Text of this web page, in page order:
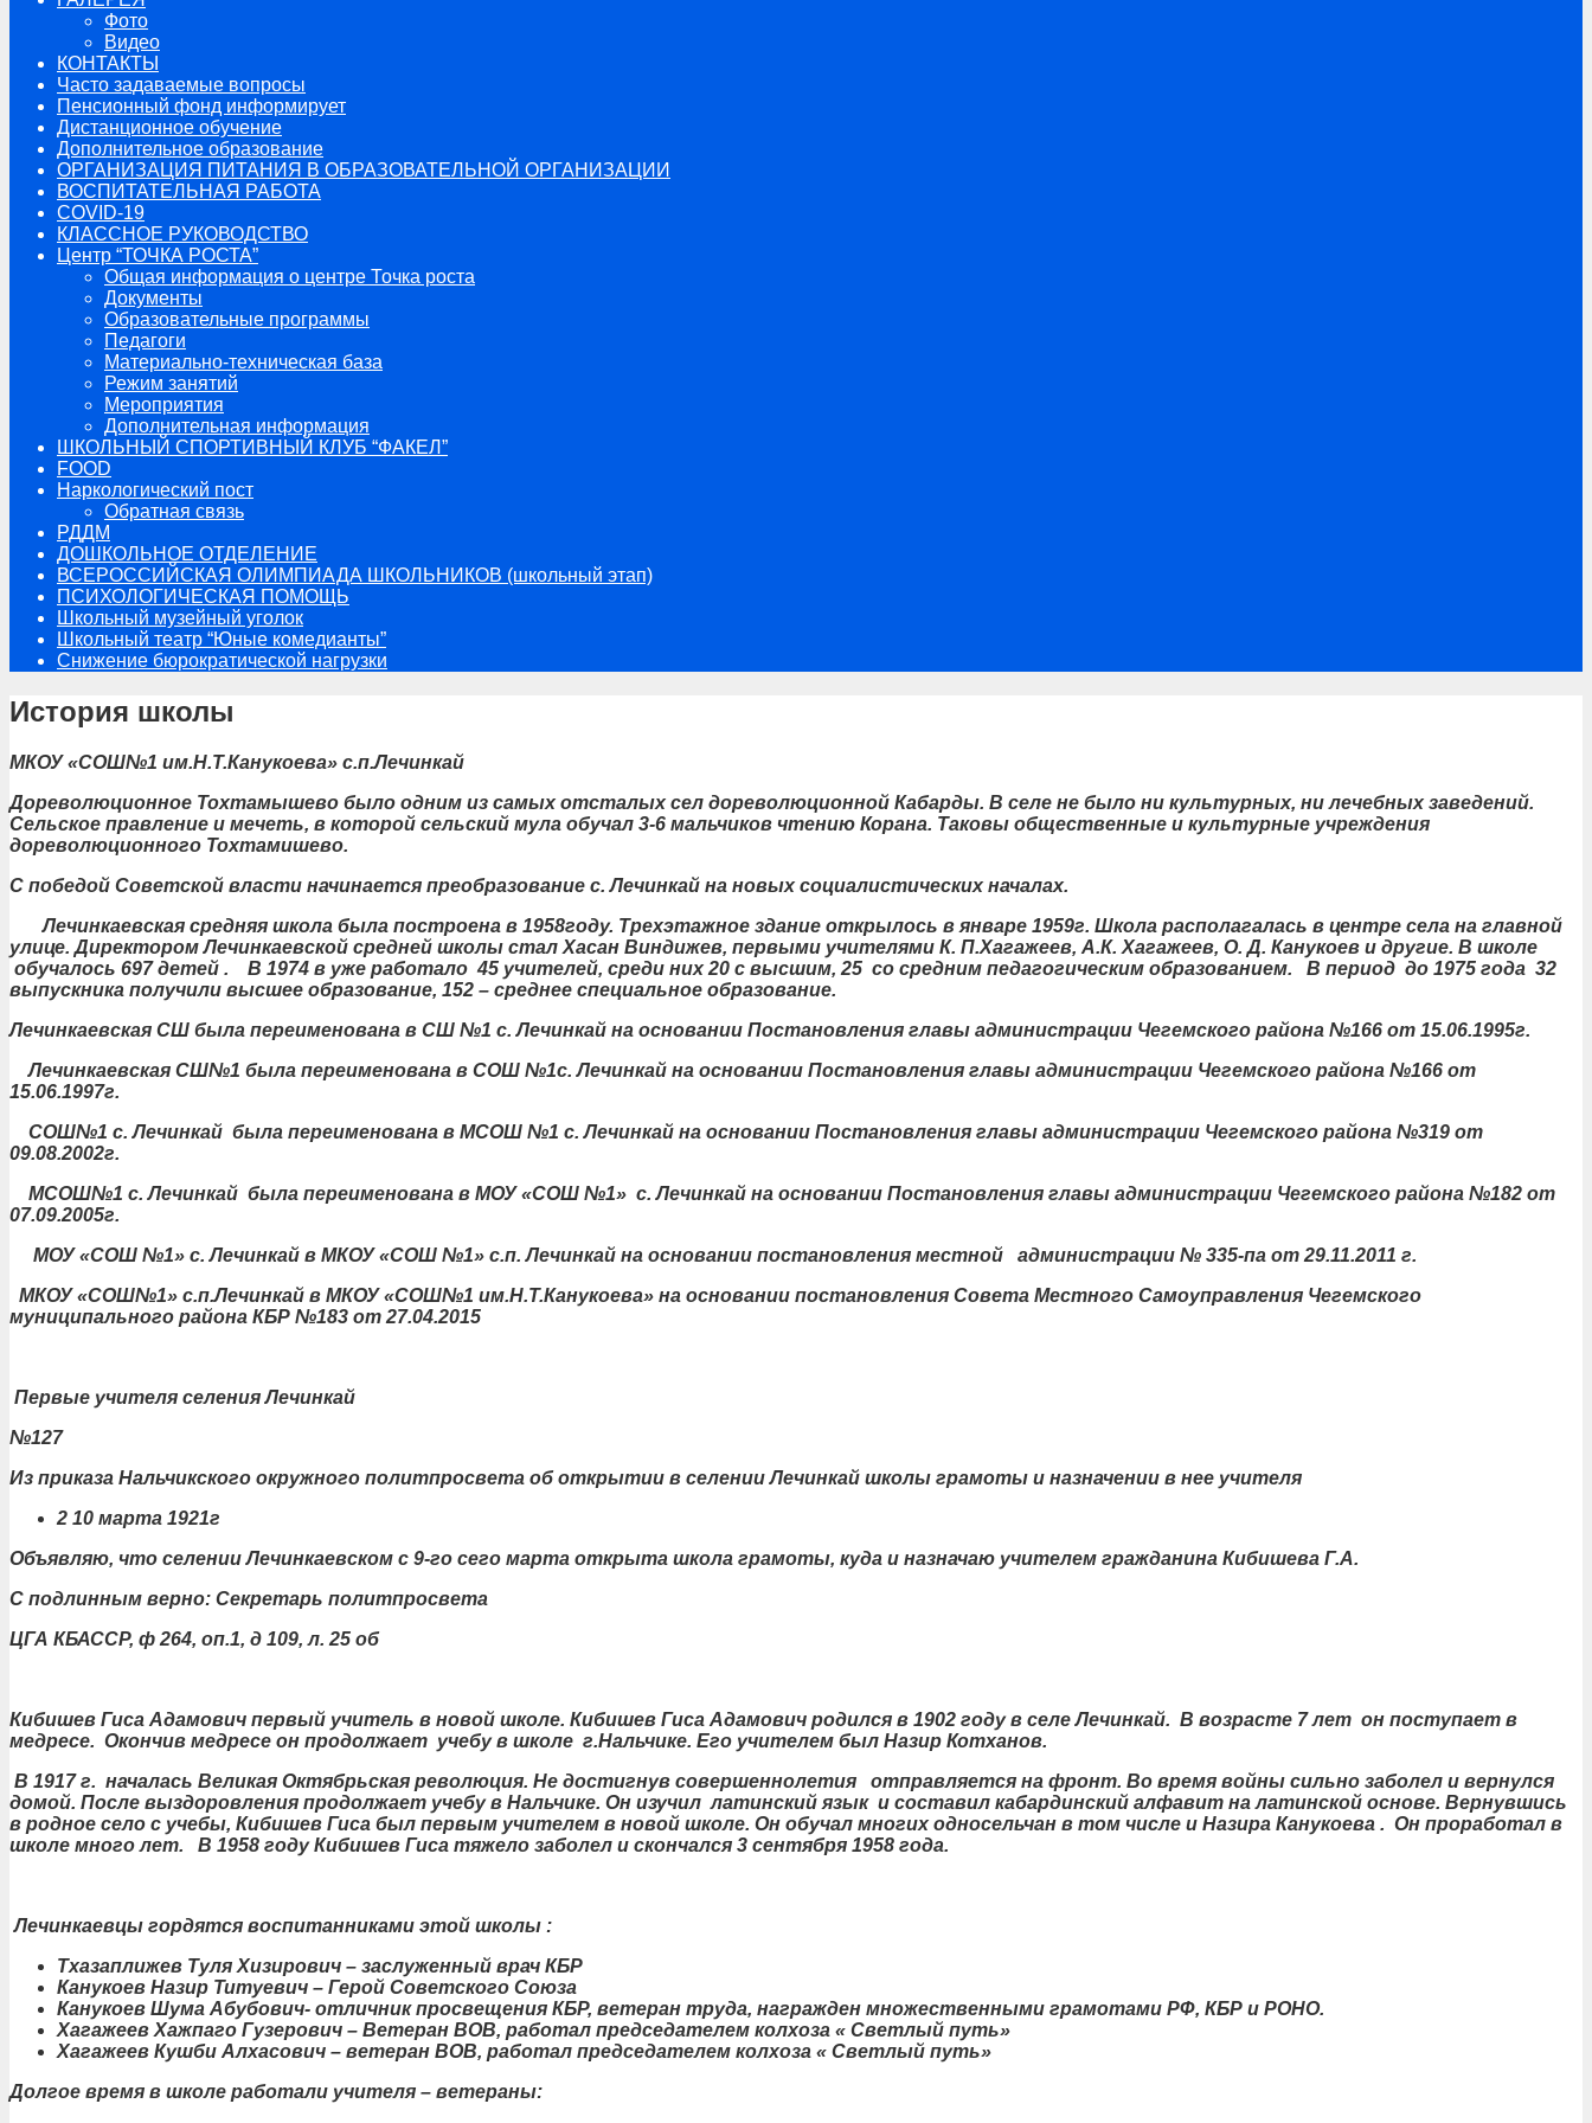
Фото
Видео
КОНТАКТЫ
Часто задаваемые вопросы
Пенсионный фонд информирует
Дистанционное обучение
Дополнительное образование
ОРГАНИЗАЦИЯ ПИТАНИЯ В ОБРАЗОВАТЕЛЬНОЙ ОРГАНИЗАЦИИ
ВОСПИТАТЕЛЬНАЯ РАБОТА
COVID-19
КЛАССНОЕ РУКОВОДСТВО
Центр “ТОЧКА РОСТА”
Общая информация о центре Точка роста
Документы
Образовательные программы
Педагоги
Материально-техническая база
Режим занятий
Мероприятия
Дополнительная информация
ШКОЛЬНЫЙ СПОРТИВНЫЙ КЛУБ “ФАКЕЛ”
FOOD
Наркологический пост
Обратная связь
РДДМ
ДОШКОЛЬНОЕ ОТДЕЛЕНИЕ
ВСЕРОССИЙСКАЯ ОЛИМПИАДА ШКОЛЬНИКОВ (школьный этап)
ПСИХОЛОГИЧЕСКАЯ ПОМОЩЬ
Школьный музейный уголок
Школьный театр “Юные комедианты”
Снижение бюрократической нагрузки
История школы
МКОУ «СОШ№1 им.Н.Т.Канукоева» с.п.Лечинкай
Дореволюционное Тохтамышево было одним из самых отсталых сел дореволюционной Кабарды. В селе не было ни культурных, ни лечебных заведений.
Сельское правление и мечеть, в которой сельский мула обучал 3-6 мальчиков чтению Корана. Таковы общественные и культурные учреждения
дореволюционного Тохтамишево.
С победой Советской власти начинается преобразование с. Лечинкай на новых социалистических началах.
Лечинкаевская средняя школа была построена в 1958году. Трехэтажное здание открылось в январе 1959г. Школа располагалась в центре села на главной
улице.Директором Лечинкаевской средней школы стал Хасан Виндижев, первыми учителями К. П.Хагажеев, А.К. Хагажеев, О. Д. Канукоев и другие. В школе
обучалось 697 детей . В 1974 в уже работало 45 учителей, среди них 20 с высшим, 25 со средним педагогическим образованием. В период до 1975 года 32
выпускника получили высшее образование, 152 – среднее специальное образование.
Лечинкаевская СШ была переименована в СШ №1 с. Лечинкай на основании Постановления главы администрации Чегемского района №166 от 15.06.1995г.
Лечинкаевская СШ№1 была переименована в СОШ №1с. Лечинкай на основании Постановления главы администрации Чегемского района №166 от
15.06.1997г.
СОШ№1 с. Лечинкай была переименована в МСОШ №1 с. Лечинкай на основании Постановления главы администрации Чегемского района №319 от
09.08.2002г.
МСОШ№1 с. Лечинкай была переименована в МОУ «СОШ №1» с. Лечинкай на основании Постановления главы администрации Чегемского района №182 от
07.09.2005г.
МОУ «СОШ №1» с. Лечинкай в МКОУ «СОШ №1» с.п. Лечинкай на основании постановления местной администрации № 335-па от 29.11.2011 г.
МКОУ «СОШ№1» с.п.Лечинкай в МКОУ «СОШ№1 им.Н.Т.Канукоева» на основании постановления Совета Местного Самоуправления Чегемского
муниципального района КБР №183 от 27.04.2015
Первые учителя селения Лечинкай
№127
Из приказа Нальчикского окружного политпросвета об открытии в селении Лечинкай школы грамоты и назначении в нее учителя
2 10 марта 1921г
Объявляю, что селении Лечинкаевском с 9-го сего марта открыта школа грамоты, куда и назначаю учителем гражданина Кибишева Г.А.
С подлинным верно: Секретарь политпросвета
ЦГА КБАССР, ф 264, оп.1, д 109, л. 25 об
Кибишев Гиса Адамович первый учитель в новой школе. Кибишев Гиса Адамович родился в 1902 году в селе Лечинкай. В возрасте 7 лет он поступает в
медресе. Окончив медресе он продолжает учебу в школе г.Нальчике. Его учителем был Назир Котханов.
В 1917 г. началась Великая Октябрьская революция. Не достигнув совершеннолетия отправляется на фронт. Во время войны сильно заболел и вернулся
домой. После выздоровления продолжает учебу в Нальчике. Он изучил латинский язык и составил кабардинский алфавит на латинской основе. Вернувшись
в родное село с учебы, Кибишев Гиса был первым учителем в новой школе. Он обучал многих односельчан в том числе и Назира Канукоева . Он проработал в
школе много лет. В 1958 году Кибишев Гиса тяжело заболел и скончался 3 сентября 1958 года.
Лечинкаевцы гордятся воспитанниками этой школы :
Тхазаплижев Туля Хизирович – заслуженный врач КБР
Канукоев Назир Титуевич – Герой Советского Союза
Канукоев Шума Абубович- отличник просвещения КБР, ветеран труда, награжден множественными грамотами РФ, КБР и РОНО.
Хагажеев Хажпаго Гузерович – Ветеран ВОВ, работал председателем колхоза « Светлый путь»
Хагажеев Кушби Алхасович – ветеран ВОВ, работал председателем колхоза « Светлый путь»
Долгое время в школе работали учителя – ветераны: